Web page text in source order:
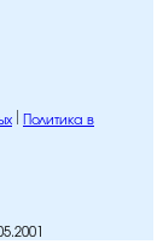
Политика в